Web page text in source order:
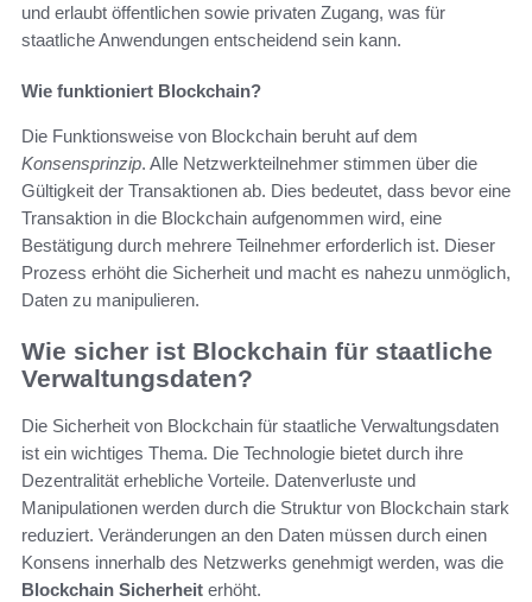
und erlaubt öffentlichen sowie privaten Zugang, was für
staatliche Anwendungen entscheidend sein kann.
Wie funktioniert Blockchain?
Die Funktionsweise von Blockchain beruht auf dem
Konsensprinzip. Alle Netzwerkteilnehmer stimmen über die
Gültigkeit der Transaktionen ab. Dies bedeutet, dass bevor eine
Transaktion in die Blockchain aufgenommen wird, eine
Bestätigung durch mehrere Teilnehmer erforderlich ist. Dieser
Prozess erhöht die Sicherheit und macht es nahezu unmöglich,
Daten zu manipulieren.
Wie sicher ist Blockchain für staatliche
Verwaltungsdaten?
Die Sicherheit von Blockchain für staatliche Verwaltungsdaten
ist ein wichtiges Thema. Die Technologie bietet durch ihre
Dezentralität erhebliche Vorteile. Datenverluste und
Manipulationen werden durch die Struktur von Blockchain stark
reduziert. Veränderungen an den Daten müssen durch einen
Konsens innerhalb des Netzwerks genehmigt werden, was die
Blockchain Sicherheit erhöht.